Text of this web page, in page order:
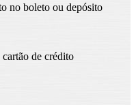
no boleto ou depósito
de crédito